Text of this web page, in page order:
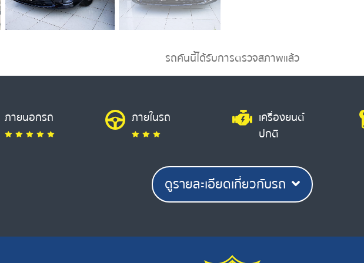
รถคันนี้ได้รับการตรวจสภาพแล้ว
ภายนอกรถ ภายในรถ
เครื่องยนต์
ปกติ
ดูรายละเอียดเกี่ยวกับรถ